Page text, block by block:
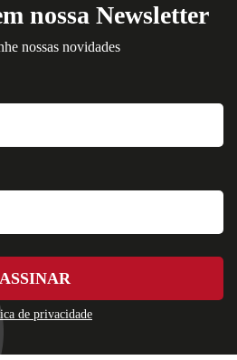
nossa Newsletter
nossas novidades
de privacidade
ASSINAR